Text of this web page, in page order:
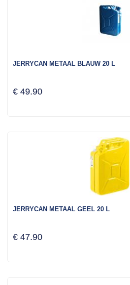
JERRYCAN METAAL BLAUW 20 L
€ 49.90
JERRYCAN METAAL GEEL 20 L
€ 47.90